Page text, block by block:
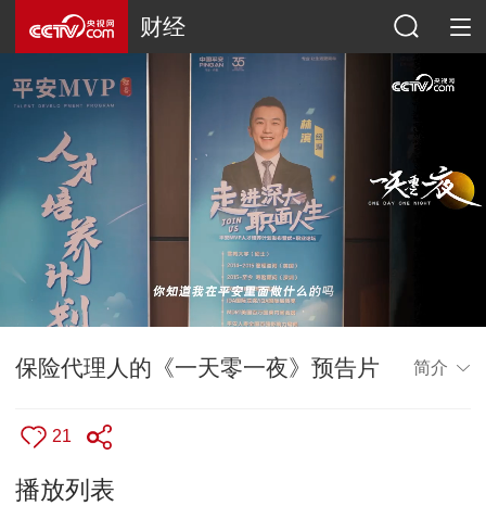
财经
保险代理人的《一天零一夜》预告片 简介
21
播放列表